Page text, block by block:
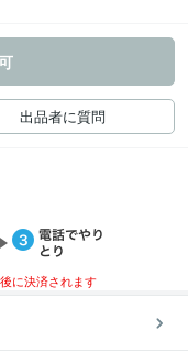
出品者に質問
に決済されます